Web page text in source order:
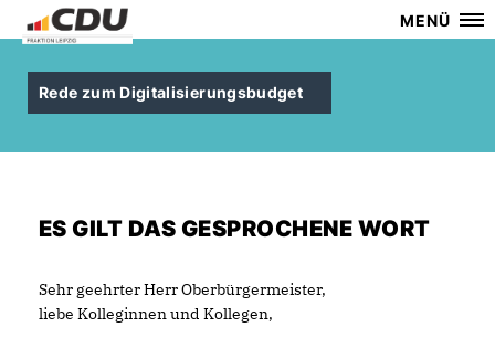
MENÜ
Rede zum Digitalisierungsbudget
ES GILT DAS GESPROCHENE WORT
Sehr geehrter Herr Oberbürgermeister,
liebe Kolleginnen und Kollegen,